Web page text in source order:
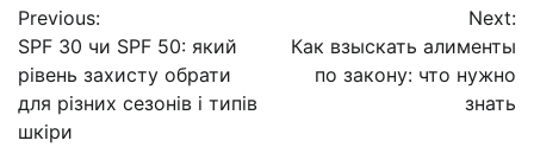
по
записям
Previous:
SPF 30 чи SPF 50: який
рівень захисту обрати
для різних сезонів і типів
шкіри
Next:
Как взыскать алименты
по закону: что нужно
знать